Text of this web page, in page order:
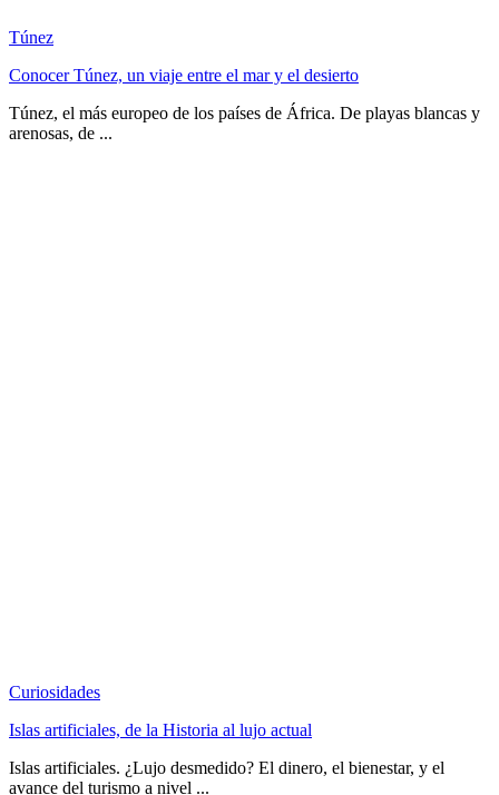
Túnez
Conocer Túnez, un viaje entre el mar y el desierto
Túnez, el más europeo de los países de África. De playas blancas y
arenosas, de ...
Curiosidades
Islas artificiales, de la Historia al lujo actual
Islas artificiales. ¿Lujo desmedido? El dinero, el bienestar, y el
avance del turismo a nivel ...